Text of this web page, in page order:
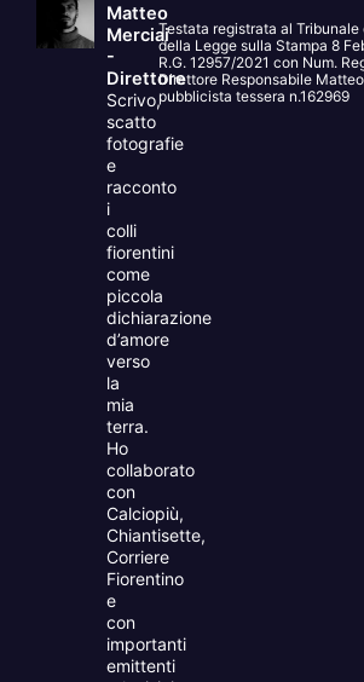
Matteo
Merciai
-
Direttore
Scrivo,
scatto
fotografie
e
racconto
i
colli
fiorentini
come
piccola
dichiarazione
d’amore
verso
la
mia
terra.
Ho
collaborato
con
Calciopiù,
Chiantisette,
Corriere
Fiorentino
e
con
importanti
emittenti
Testata registrata al Tribunale
della Legge sulla Stampa 8
R.G. 12957/2021 con Num.
Direttore Responsabile
pubblicista tessera n.162969